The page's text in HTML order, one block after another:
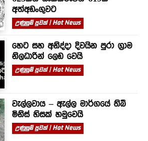
අත්අඩංගුවට
උණුසුම් පුවත් | Hot News
හෙට සහ අනිද්දා දිවයින පුරා ග්‍රාම
නිලධාරින් ලෙඩ වෙයි
උණුසුම් පුවත් | Hot News
වැල්ලවාය – ඇල්ල මාර්ගයේ තිබී
මිනිස් හිසක් හමුවෙයි
උණුසුම් පුවත් | Hot News